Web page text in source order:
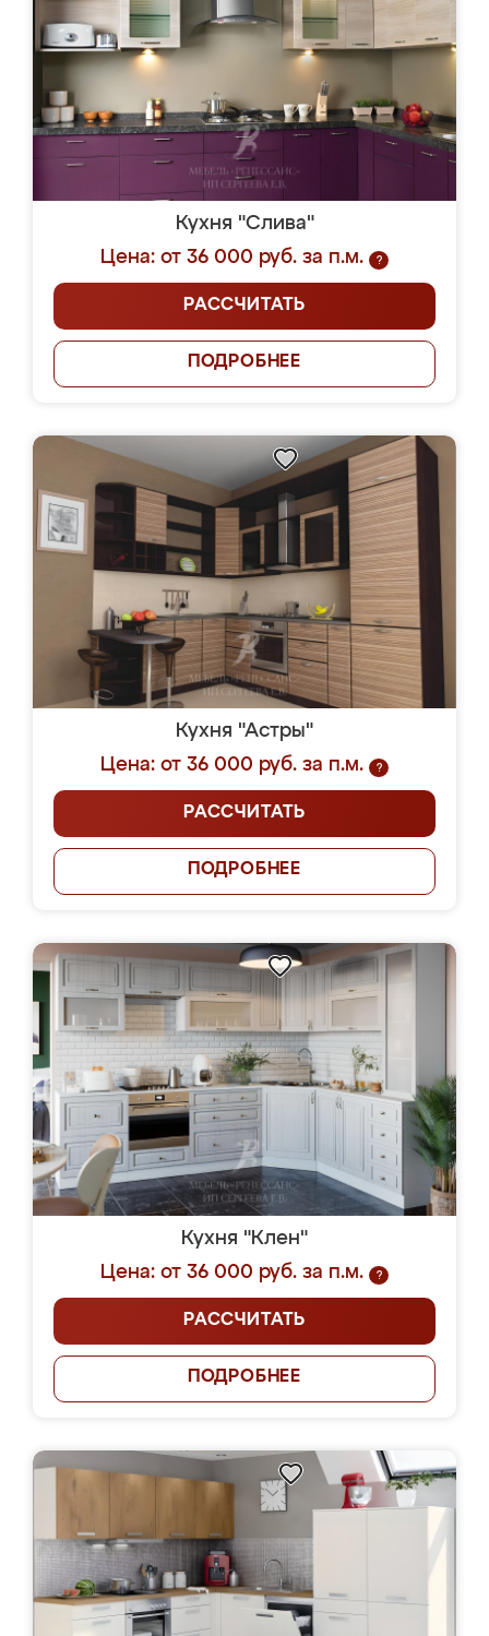
Кухня "Слива"
Цена: от 36 000 руб. за п.м.
?
РАССЧИТАТЬ
ПОДРОБНЕЕ
Кухня "Астры"
Цена: от 36 000 руб. за п.м.
?
РАССЧИТАТЬ
ПОДРОБНЕЕ
Кухня "Клен"
Цена: от 36 000 руб. за п.м.
?
РАССЧИТАТЬ
ПОДРОБНЕЕ